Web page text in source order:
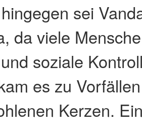
sei
da viele
soziale
es zu
Kerzen.